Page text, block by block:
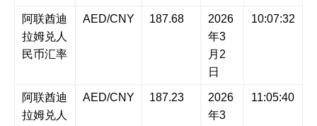
阿联酋迪
拉姆兑人
民币汇率
AED/CNY 187.68
2026
年3
月2
日
10:07:32
阿联酋迪
拉姆兑人
AED/CNY 187.23
2026
年3
11:05:40